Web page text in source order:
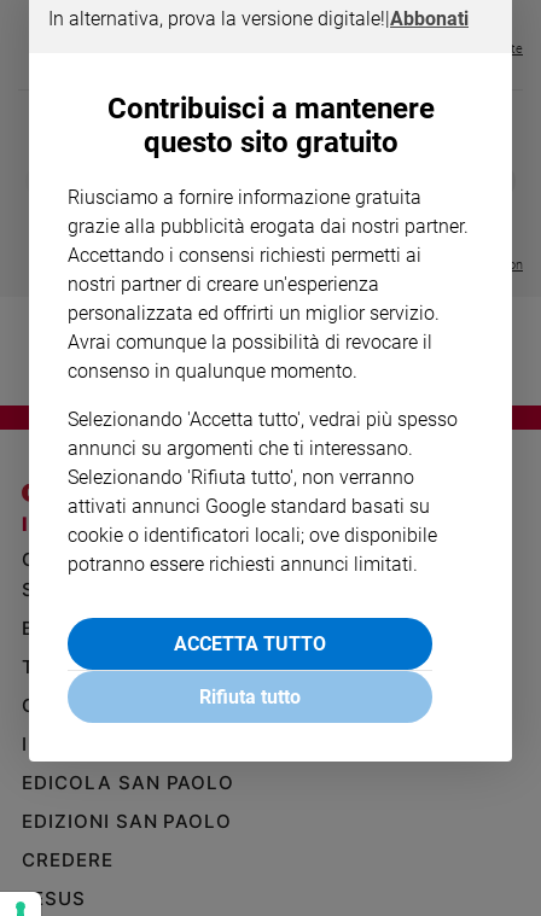
Santi
Società
Volontariato
Diritti
Aziende
di
valore
settimana
Migranti
e
inclusione
Costume
Cultura
spettacoli
Visualizza tutte le riviste
LE GRANDI BASILICHE ITALIANE
€ 64,50
€ 8,90
- € 8,90
Visualizza tutte le collection
I SITI SAN PAOLO
GRUPPO EDITORIALE
SAN PAOLO
BENESSERE
TELENOVA
GAZZETTA D'ALBA
IL GIORNALINO
EDICOLA SAN PAOLO
EDIZIONI SAN PAOLO
CREDERE
JESUS
NOTE LEGALI
PRIVACY POLICY
WHISTLEBLOWING
SOCIAL
In alternativa, prova la versione digitale!|Abbonati
Contribuisci a mantenere
questo sito gratuito
Riusciamo a fornire informazione gratuita
grazie alla pubblicità erogata dai nostri partner.
Accettando i consensi richiesti permetti ai
nostri partner di creare un'esperienza
personalizzata ed offrirti un miglior servizio.
Avrai comunque la possibilità di revocare il
consenso in qualunque momento.
Selezionando 'Accetta tutto', vedrai più spesso
annunci su argomenti che ti interessano.
Selezionando 'Rifiuta tutto', non verranno
attivati annunci Google standard basati su
cookie o identificatori locali; ove disponibile
potranno essere richiesti annunci limitati.
ACCETTA TUTTO
Rifiuta tutto